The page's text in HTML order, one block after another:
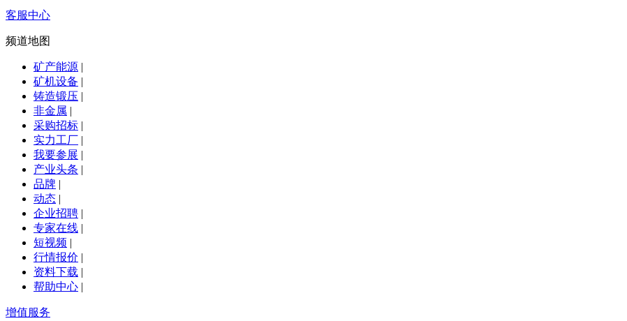
客服中心
频道地图
矿产能源 |
矿机设备 |
铸造锻压 |
非金属 |
采购招标 |
实力工厂 |
我要参展 |
产业头条 |
品牌 |
动态 |
企业招聘 |
专家在线 |
短视频 |
行情报价 |
资料下载 |
帮助中心 |
增值服务